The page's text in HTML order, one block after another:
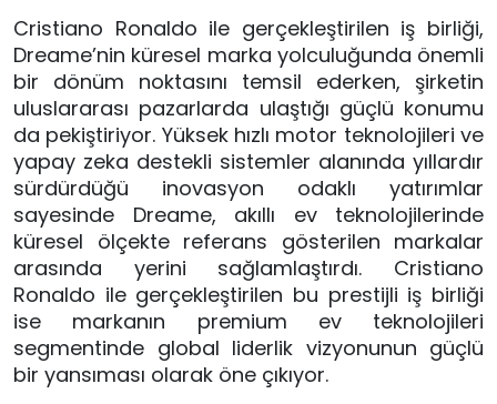
Cristiano Ronaldo ile gerçekleştirilen iş birliği,
Dreame’nin küresel marka yolculuğunda önemli
bir dönüm noktasını temsil ederken, şirketin
uluslararası pazarlarda ulaştığı güçlü konumu
da pekiştiriyor. Yüksek hızlı motor teknolojileri ve
yapay zeka destekli sistemler alanında yıllardır
sürdürdüğü inovasyon odaklı yatırımlar
sayesinde Dreame, akıllı ev teknolojilerinde
küresel ölçekte referans gösterilen markalar
arasında yerini sağlamlaştırdı. Cristiano
Ronaldo ile gerçekleştirilen bu prestijli iş birliği
ise markanın premium ev teknolojileri
segmentinde global liderlik vizyonunun güçlü
bir yansıması olarak öne çıkıyor.